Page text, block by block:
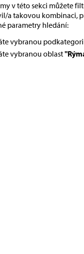
v této sekci můžete
a takovou kombinaci,
parametry hledání:
vybranou
vybranou oblast